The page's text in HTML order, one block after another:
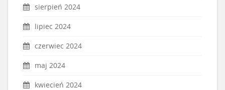
sierpień 2024
lipiec 2024
czerwiec 2024
maj 2024
kwiecień 2024